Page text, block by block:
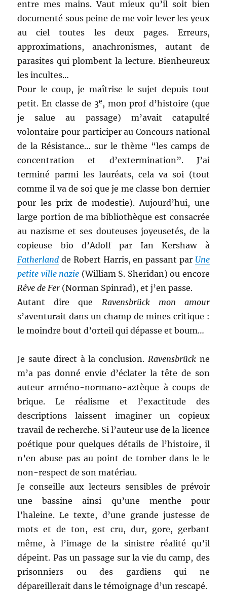
entre mes mains. Vaut mieux qu’il soit bien
documenté sous peine de me voir lever les yeux
au ciel toutes les deux pages. Erreurs,
approximations, anachronismes, autant de
parasites qui plombent la lecture. Bienheureux
les incultes…
Pour le coup, je maîtrise le sujet depuis tout
petit. En classe de 3e, mon prof d’histoire (que
je salue au passage) m’avait catapulté
volontaire pour participer au Concours national
de la Résistance… sur le thème “les camps de
concentration et d’extermination”. J’ai
terminé parmi les lauréats, cela va soi (tout
comme il va de soi que je me classe bon dernier
pour les prix de modestie). Aujourd’hui, une
large portion de ma bibliothèque est consacrée
au nazisme et ses douteuses joyeusetés, de la
copieuse bio d’Adolf par Ian Kershaw à
Fatherland de Robert Harris, en passant par Une
petite ville nazie (William S. Sheridan) ou encore
Rêve de Fer (Norman Spinrad), et j’en passe.
Autant dire que Ravensbrück mon amour
s’aventurait dans un champ de mines critique :
le moindre bout d’orteil qui dépasse et boum…
Je saute direct à la conclusion. Ravensbrückne
m’a pas donné envie d’éclater la tête de son
auteur arméno-normano-aztèque à coups de
brique. Le réalisme et l’exactitude des
descriptions laissent imaginer un copieux
travail de recherche. Si l’auteur use de la licence
poétique pour quelques détails de l’histoire, il
n’en abuse pas au point de tomber dans le le
non-respect de son matériau.
Je conseille aux lecteurs sensibles de prévoir
une bassine ainsi qu’une menthe pour
l’haleine. Le texte, d’une grande justesse de
mots et de ton, est cru, dur, gore, gerbant
même, à l’image de la sinistre réalité qu’il
dépeint. Pas un passage sur la vie du camp, des
prisonniers ou des gardiens qui ne
dépareillerait dans le témoignage d’un rescapé.